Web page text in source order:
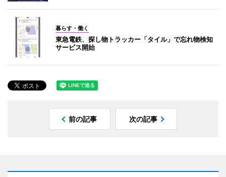
暮らす・働く
東急電鉄、探し物トラッカー「タイル」で忘れ物検知
サービス開始
前の記事 次の記事